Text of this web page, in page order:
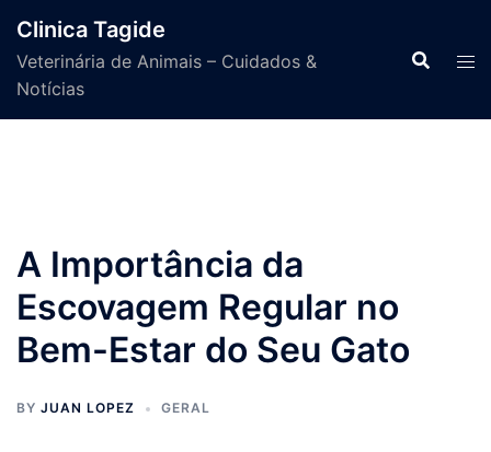
content
Clinica Tagide
Veterinária de Animais – Cuidados &
Notícias
A Importância da
Escovagem Regular no
Bem-Estar do Seu Gato
BY JUAN LOPEZ GERAL